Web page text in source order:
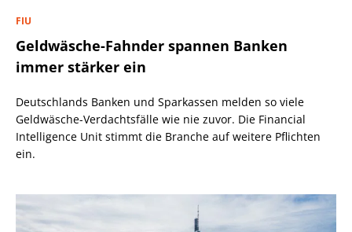
FIU
Geldwäsche-Fahnder spannen Banken
immer stärker ein
Deutschlands Banken und Sparkassen melden so viele
Geldwäsche-Verdachtsfälle wie nie zuvor. Die Financial
Intelligence Unit stimmt die Branche auf weitere Pflichten
ein.